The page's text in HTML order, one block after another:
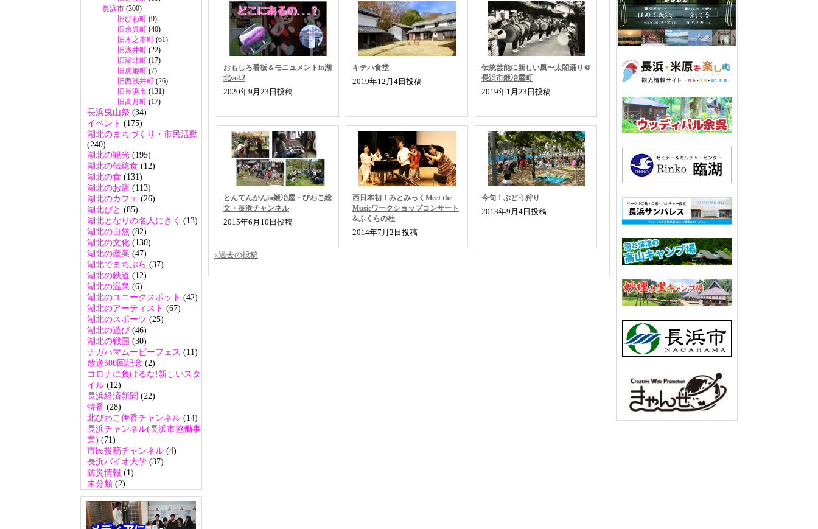
長浜市 (300)
旧びわ町 (9)
旧余呉町 (40)
旧木之本町 (61)
旧浅井町 (22)
旧湖北町 (17)
旧虎姫町 (7)
旧西浅井町 (26)
旧長浜市 (131)
旧高月町 (17)
長浜曳山祭 (34)
イベント (175)
湖北のまちづくり・市民活動
(240)
湖北の観光 (195)
湖北の伝統食 (12)
湖北の食 (131)
湖北のお店 (113)
湖北のカフェ (26)
湖北びと (85)
湖北となりの名人にきく (13)
湖北の自然 (82)
湖北の文化 (130)
湖北の産業 (47)
湖北でまちぶら (37)
湖北の鉄道 (12)
湖北の温泉 (6)
湖北のユニークスポット (42)
湖北のアーティスト (67)
湖北のスポーツ (25)
湖北の遊び (46)
湖北の戦国 (30)
ナガハマムービーフェス (11)
放送500回記念 (2)
コロナに負けるな!新しいスタ
イル (12)
長浜経済新聞 (22)
特番 (28)
北びわこ伊香チャンネル (14)
長浜チャンネル(長浜市協働事
業) (71)
市民投稿チャンネル (4)
長浜バイオ大学 (37)
防災情報 (1)
未分類 (2)
おもしろ看板＆モニュメントin湖
北vol.2
2020年9月23日投稿
キテハ食堂
2019年12月4日投稿
伝統芸能に新しい風〜太閤踊り＠
長浜市鍛冶屋町
2019年1月23日投稿
とんてんかんin鍛冶屋・びわこ総
文・長浜チャンネル
2015年6月10日投稿
西日本初！みとみっくMeet the
Musicワークショップコンサート
&ふくらの杜
2014年7月2日投稿
今旬！ぶどう狩り
2013年9月4日投稿
«過去の投稿